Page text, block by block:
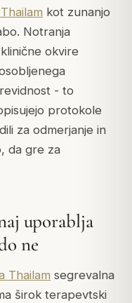
kot zunanjo
Notranja
okvire
- to
protokole
za odmerjanje in
da gre za
uporablja
ne
Thailam segrevalna
širok terapevtski